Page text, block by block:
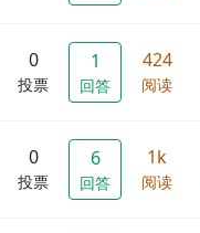
0
投票
1
回答
424
阅读
0
投票
6
回答
1k
阅读